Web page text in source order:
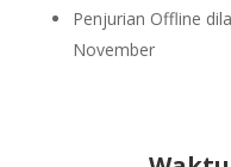
Penjurian Offline
November